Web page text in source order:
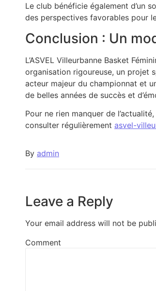
Le club bénéficie également d’un
des perspectives favorables pour
Conclusion : Un
L’ASVEL Villeurbanne Basket
organisation rigoureuse, un projet
acteur majeur du championnat et
de belles années de succès et
Pour ne rien manquer de
consulter régulièrement asvel-
By admin
Leave a Reply
Your email address will not be
Comment